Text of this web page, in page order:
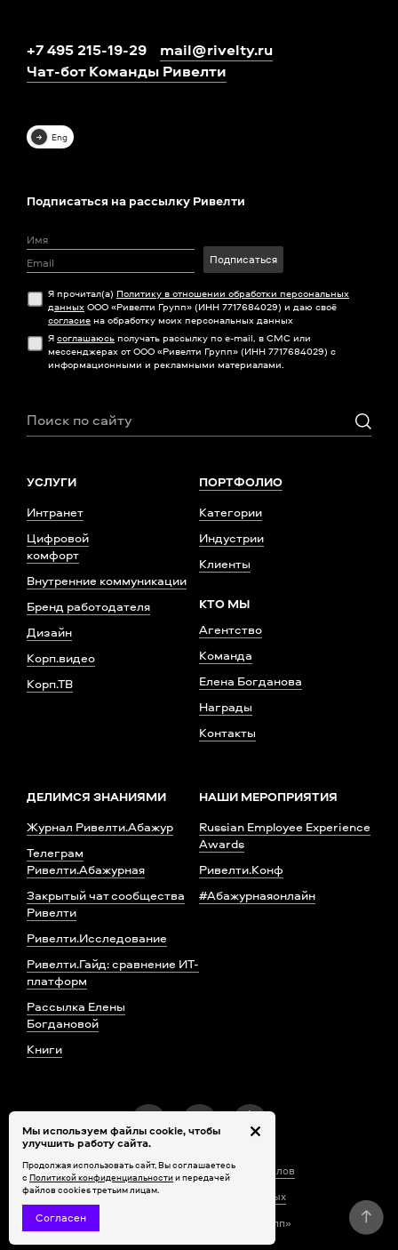
+7 495 215-19-29
mail@rivelty.ru
Чат-бот Команды Ривелти
Eng
УСЛУГИ
Интранет
Цифровой
комфорт
Внутренние коммуникации
Бренд работодателя
Дизайн
Корп.видео
Корп.ТВ
ПОРТФОЛИО
Категории
Индустрии
Клиенты
КТО МЫ
Агентство
Команда
Елена Богданова
Награды
Контакты
ДЕЛИМСЯ ЗНАНИЯМИ
Журнал Ривелти.Абажур
Телеграм
Ривелти.Абажурная
Закрытый чат сообщества
Ривелти
Ривелти.Исследование
Ривелти.Гайд: сравнение ИТ-
платформ
Рассылка Елены
Богдановой
Книги
НАШИ МЕРОПРИЯТИЯ
Russian Employee Experience
Awards
Ривелти.Конф
#Абажурнаяонлайн
Подписаться на рассылку Ривелти
Подписаться
Я прочитал(а) Политику в отношении обработки персональных
данных ООО «Ривелти Групп» (ИНН 7717684029) и даю своё
согласие на обработку моих персональных данных
Я соглашаюсь получать рассылку по e-mail, в СМС или
мессенджерах от ООО «Ривелти Групп» (ИНН 7717684029) с
информационными и рекламными материалами.
Правила использования материалов
Обработка персональных данных
© 2010–2026 ООО «Ривелти Групп»
Мы используем файлы cookie, чтобы
улучшить работу сайта.
Продолжая использовать сайт, Вы соглашаетесь
с Политикой конфиденциальностии передачей
файлов cookies третьим лицам.
Согласен